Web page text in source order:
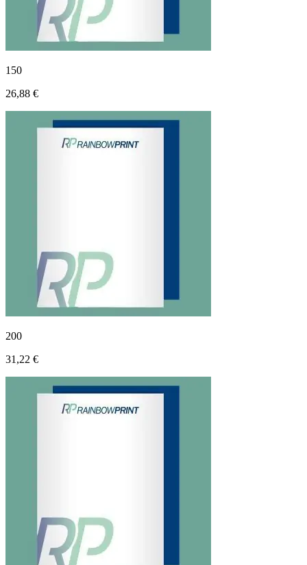
150
26,88 €
200
31,22 €